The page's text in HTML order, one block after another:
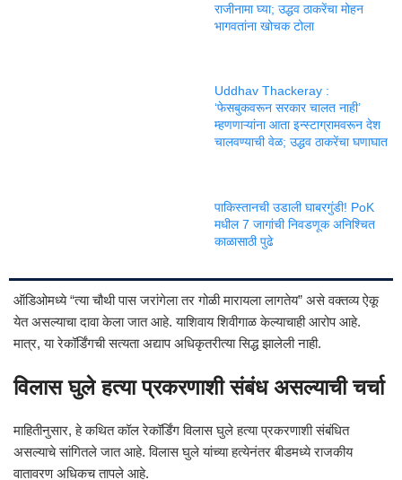
राजीनामा घ्या; उद्धव ठाकरेंचा मोहन
भागवतांना खोचक टोला
Uddhav Thackeray :
‘फेसबुकवरून सरकार चालत नाही’
म्हणणाऱ्यांना आता इन्स्टाग्रामवरून देश
चालवण्याची वेळ; उद्धव ठाकरेंचा घणाघात
पाकिस्तानची उडाली घाबरगुंडी! PoK
मधील 7 जागांची निवडणूक अनिश्चित
काळासाठी पुढे
ऑडिओमध्ये “त्या चौथी पास जरांगेला तर गोळी मारायला लागतेय” असे वक्तव्य ऐकू
येत असल्याचा दावा केला जात आहे. याशिवाय शिवीगाळ केल्याचाही आरोप आहे.
मात्र, या रेकॉर्डिंगची सत्यता अद्याप अधिकृतरीत्या सिद्ध झालेली नाही.
विलास घुले हत्या प्रकरणाशी संबंध असल्याची चर्चा
माहितीनुसार, हे कथित कॉल रेकॉर्डिंग विलास घुले हत्या प्रकरणाशी संबंधित
असल्याचे सांगितले जात आहे. विलास घुले यांच्या हत्येनंतर बीडमध्ये राजकीय
वातावरण अधिकच तापले आहे.